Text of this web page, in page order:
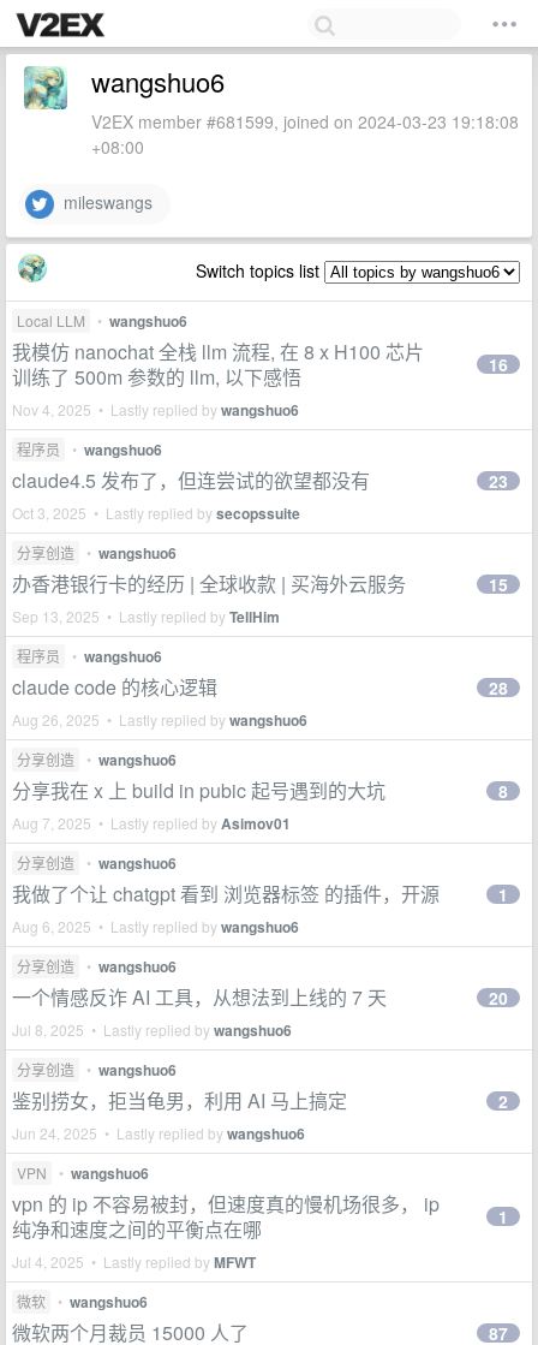
wangshuo6
V2EX member #681599, joined on 2024-03-23 19:18:08
+08:00
mileswangs
Switch topics list
Local LLM • wangshuo6
我模仿 nanochat 全栈 llm 流程, 在 8 x H100 芯片
训练了 500m 参数的 llm, 以下感悟
Nov 4, 2025 • Lastly replied bywangshuo6
16
程序员 • wangshuo6
claude4.5 发布了，但连尝试的欲望都没有
Oct 3, 2025 • Lastly replied bysecopssuite
23
分享创造 • wangshuo6
办香港银行卡的经历 | 全球收款 | 买海外云服务
Sep 13, 2025 • Lastly replied byTellHim
15
程序员 • wangshuo6
claude code 的核心逻辑
Aug 26, 2025 • Lastly replied bywangshuo6
28
分享创造 • wangshuo6
分享我在 x 上 build in pubic 起号遇到的大坑
Aug 7, 2025 • Lastly replied byAsimov01
8
分享创造 • wangshuo6
我做了个让 chatgpt 看到 浏览器标签 的插件，开源
Aug 6, 2025 • Lastly replied bywangshuo6
1
分享创造 • wangshuo6
一个情感反诈 AI 工具，从想法到上线的 7 天
Jul 8, 2025 • Lastly replied bywangshuo6
20
分享创造 • wangshuo6
鉴别捞女，拒当龟男，利用 AI 马上搞定
Jun 24, 2025 • Lastly replied bywangshuo6
2
VPN • wangshuo6
vpn 的 ip 不容易被封，但速度真的慢机场很多， ip
纯净和速度之间的平衡点在哪
Jul 4, 2025 • Lastly replied byMFWT
1
微软 • wangshuo6
微软两个月裁员 15000 人了 87